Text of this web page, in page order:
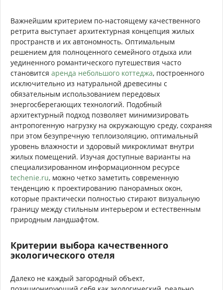
Важнейшим критерием по-настоящему качественного
ретрита выступает архитектурная концепция жилых
пространств и их автономность. Оптимальным
решением для полноценного семейного отдыха или
уединенного романтического путешествия часто
становится аренда небольшого коттеджа, построенного
исключительно из натуральной древесины с
обязательным использованием передовых
энергосберегающих технологий. Подобный
архитектурный подход позволяет минимизировать
антропогенную нагрузку на окружающую среду, сохраняя
при этом безупречную теплоизоляцию, оптимальный
уровень влажности и здоровый микроклимат внутри
жилых помещений. Изучая доступные варианты на
специализированном информационном ресурсе
techenie.ru, можно четко заметить современную
тенденцию к проектированию панорамных окон,
которые практически полностью стирают визуальную
границу между стильным интерьером и естественным
природным ландшафтом.
Критерии выбора качественного
экологического отеля
Далеко не каждый загородный объект,